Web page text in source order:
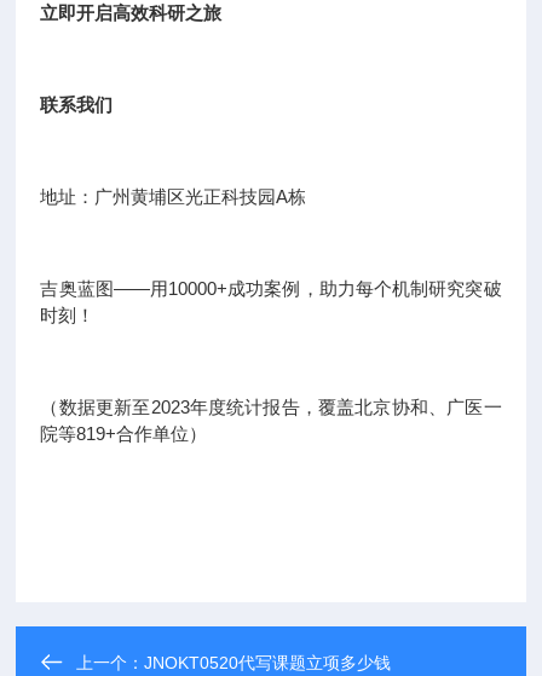
立即开启高效科研之旅
联系我们
地址：广州黄埔区光正科技园A栋
吉奥蓝图——用10000+成功案例，助力每个机制研究突破
时刻！
（数据更新至2023年度统计报告，覆盖北京协和、广医一
院等819+合作单位）
上一个：JNOKT0520代写课题立项多少钱